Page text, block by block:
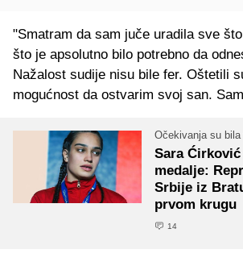
"Smatram da sam juče uradila sve
što je apsolutno bilo potrebno da
Nažalost sudije nisu bile fer. Oštetili
mogućnost da ostvarim svoj san.
Očekivanja su bila
Sara
medalje:
Srbije iz
prvom krugu
14